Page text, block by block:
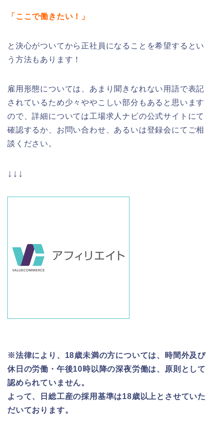
「ここで働きたい！」
と決心がついてから正社員になることを希望するとい
う方法もあります！
雇用形態については、あまり聞きなれない用語で表記
されているため少々ややこしい部分もあると思います
ので、詳細については工場求人ナビの公式サイトにて
確認するか、お問い合わせ、あるいは登録会にてご相
談ください。
↓↓↓
※法律により、18歳未満の方については、時間外及び
休日の労働・午後10時以降の深夜労働は、原則として
認められていません。
よって、日総工産の採用基準は18歳以上とさせていた
だいております。